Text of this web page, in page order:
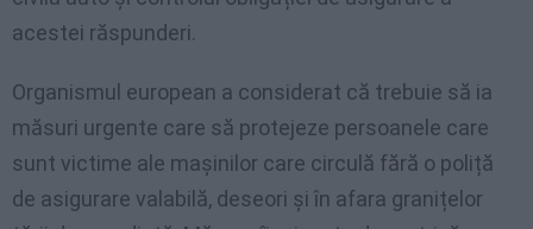
acestei răspunderi.
Organismul european a considerat că trebuie să ia
măsuri urgente care să protejeze persoanele care
sunt victime ale mașinilor care circulă fără o poliță
de asigurare valabilă, deseori și în afara granițelor